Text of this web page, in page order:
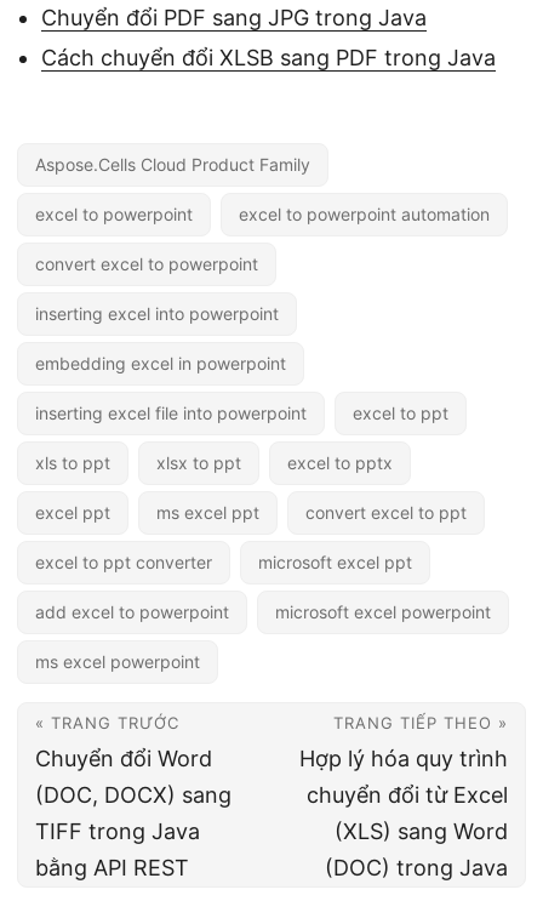
Chuyển đổi PDF sang JPG trong Java
Cách chuyển đổi XLSB sang PDF trong Java
Aspose.Cells Cloud Product Family
excel to powerpoint excel to powerpoint automation
convert excel to powerpoint
inserting excel into powerpoint
embedding excel in powerpoint
inserting excel file into powerpoint excel to ppt
xls to ppt xlsx to ppt excel to pptx
excel ppt ms excel ppt convert excel to ppt
excel to ppt converter microsoft excel ppt
add excel to powerpoint microsoft excel powerpoint
ms excel powerpoint
« TRANG TRƯỚC
Chuyển đổi Word
(DOC, DOCX) sang
TIFF trong Java
bằng API REST
TRANG TIẾP THEO »
Hợp lý hóa quy trình
chuyển đổi từ Excel
(XLS) sang Word
(DOC) trong Java